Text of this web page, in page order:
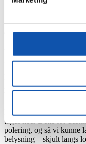
fungerende
Der bliver passet godt
en balancegang for
bevaringsværdigt
gerne understøttes.
Dette har vi - med
netop medvirket til, da
Først skulle salens 3
tages ned. Dette for
polering, og så vi kunne
belysning – skjult langs